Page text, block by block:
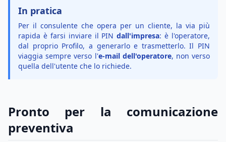
In pratica
Per il consulente che opera per un cliente, la via più
rapida è farsi inviare il PINdall'impresa: è l'operatore,
dal proprio Profilo, a generarlo e trasmetterlo. Il PIN
viaggia sempre verso l'e-mail dell'operatore, non verso
quella dell'utente che lo richiede.
Pronto per la comunicazione
preventiva